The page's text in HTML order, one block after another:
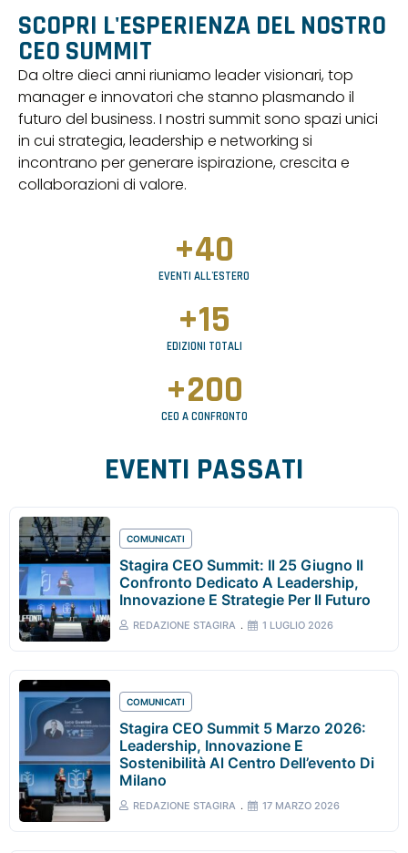
SCOPRI L'ESPERIENZA DEL NOSTRO
CEO SUMMIT
Da oltre dieci anni riuniamo leader visionari, top
manager e innovatori che stanno plasmando il
futuro del business. I nostri summit sono spazi unici
in cui strategia, leadership e networking si
incontrano per generare ispirazione, crescita e
collaborazioni di valore.
EVENTI ALL'ESTERO
+40
EDIZIONI TOTALI
+15
CEO A CONFRONTO
+200
EVENTI PASSATI
COMUNICATI
Stagira CEO Summit: Il 25 Giugno Il
Confronto Dedicato A Leadership,
Innovazione E Strategie Per Il Futuro
REDAZIONE STAGIRA 1 LUGLIO 2026
COMUNICATI
Stagira CEO Summit 5 Marzo 2026:
Leadership, Innovazione E
Sostenibilità Al Centro Dell’evento Di
Milano
REDAZIONE STAGIRA 17 MARZO 2026